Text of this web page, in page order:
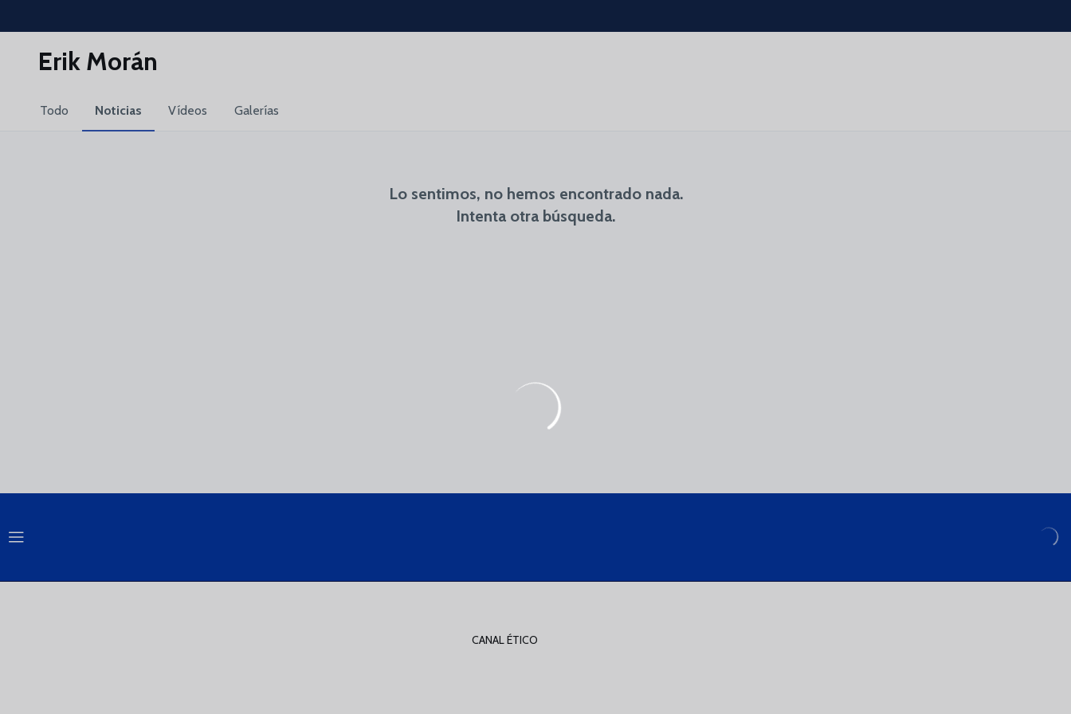
Skip to main content
Erik Morán
Todo Noticias Vídeos Galerías
Lo sentimos, no hemos encontrado nada.
Intenta otra búsqueda.
CANAL ÉTICO